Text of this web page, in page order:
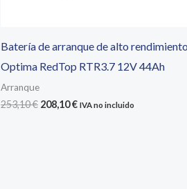
Batería de arranque de alto rendimiento
Optima RedTop RTR3.7 12V 44Ah
Arranque
253,10€ El
208,10€ElIVA no incluido